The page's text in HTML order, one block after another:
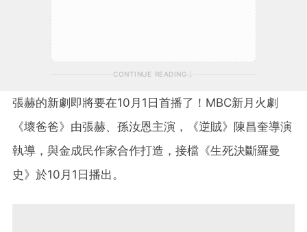
CONTINUE READING
張赫的新劇即將要在10月1日首播了！MBC新月火劇
《壞爸爸》由張赫、孫汝恩主演，《逆賊》陳昌奎導演
執導，與金成民作家合作打造，接檔《生死決斷羅曼
史》於10月1日播出。